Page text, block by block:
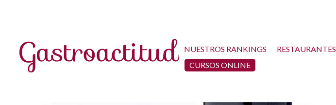
NUESTROS RANKINGS RESTAURANTES
CURSOS ONLINE